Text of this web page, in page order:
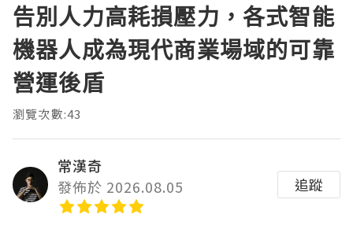
告別人力高耗損壓力，各式智能
機器人成為現代商業場域的可靠
營運後盾
瀏覽次數:43
常漢奇
發佈於 2026.08.05
追蹤